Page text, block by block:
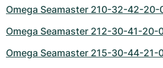
Omega Seamaster 210-32-42-20-
Omega Seamaster 212-30-41-20-
Omega Seamaster 215-30-44-21-